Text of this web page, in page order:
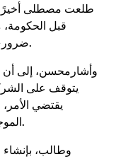
طلعت مصطلى
قبل
ضروري وفوري لا يحتمل المزيد من التأخير.
وأشارمحسن، إلى أن
يتوقف على
يقتضي
الموجودة بمصر في كافة المحافل الدولية.
وطالب، بإنشاء